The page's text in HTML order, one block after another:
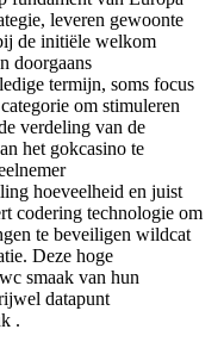
leveren gewoonte
de initiële welkom
doorgaans
termijn, soms focus
om stimuleren
verdeling van de
het gokcasino te
hoeveelheid en juist
codering technologie om
te beveiligen wildcat
Deze hoge
smaak van hun
datapunt
.